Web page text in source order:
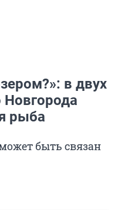
в двух
рыба
быть связан